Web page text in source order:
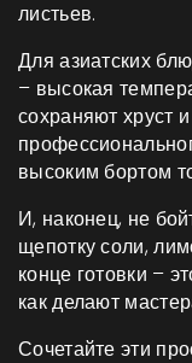
листьев.
Для азиатских
– высокая
сохраняют хруст
высоким бортом
И, наконец, не
щепотку соли,
конце готовки –
как делают
Сочетайте эти